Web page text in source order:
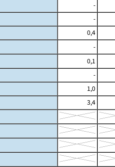
-
-
0,4
-
0,1
-
1,0
3,4